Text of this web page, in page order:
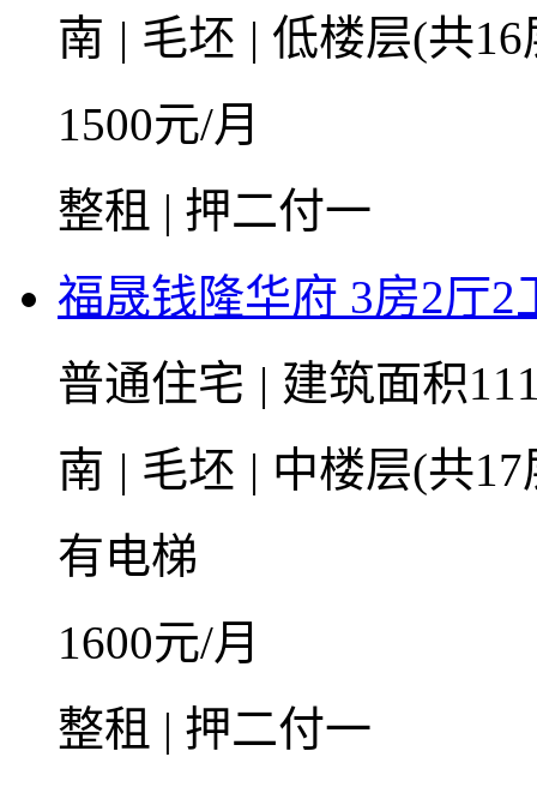
南 | 毛坯 | 低楼层(共
1500元/月
整租 | 押二付一
福晟钱隆华府 3房2厅2
普通住宅 | 建筑面积
南 | 毛坯 | 中楼层(共
有电梯
1600元/月
整租 | 押二付一